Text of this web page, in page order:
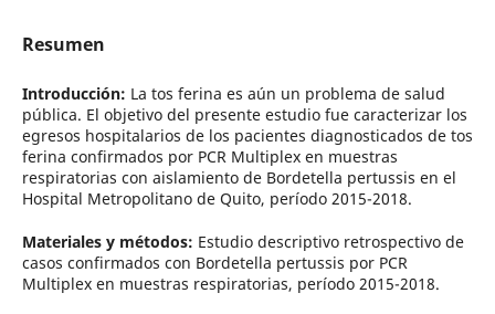
Resumen
Introducción: La tos ferina es aún un problema de salud
pública. El objetivo del presente estudio fue caracterizar los
egresos hospitalarios de los pacientes diagnosticados de tos
ferina confirmados por PCR Multiplex en muestras
respiratorias con aislamiento de Bordetella pertussis en el
Hospital Metropolitano de Quito, período 2015-2018.
Materiales y métodos: Estudio descriptivo retrospectivo de
casos confirmados con Bordetella pertussis por PCR
Multiplex en muestras respiratorias, período 2015-2018.